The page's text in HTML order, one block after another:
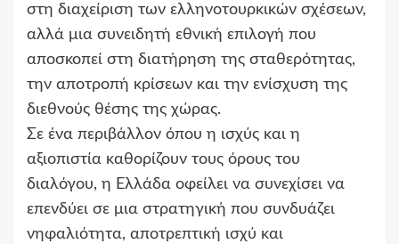
στη διαχείριση των ελληνοτουρκικών σχέσεων,
αλλά μια συνειδητή εθνική επιλογή που
αποσκοπεί στη διατήρηση της σταθερότητας,
την αποτροπή κρίσεων και την ενίσχυση της
διεθνούς θέσης της χώρας.
Σε ένα περιβάλλον όπου η ισχύς και η
αξιοπιστία καθορίζουν τους όρους του
διαλόγου, η Ελλάδα οφείλει να συνεχίσει να
επενδύει σε μια στρατηγική που συνδυάζει
νηφαλιότητα, αποτρεπτική ισχύ και